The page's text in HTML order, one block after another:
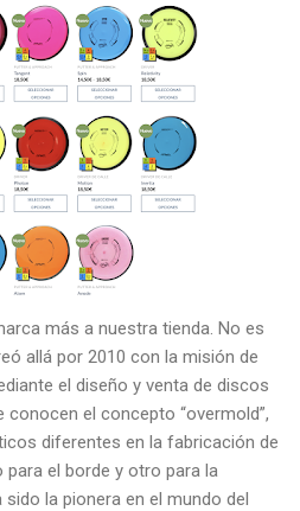
más a nuestra tienda. No es
allá por 2010 con la misión de
el diseño y venta de discos
conocen el concepto “overmold”,
diferentes en la fabricación de
el borde y otro para la
la pionera en el mundo del